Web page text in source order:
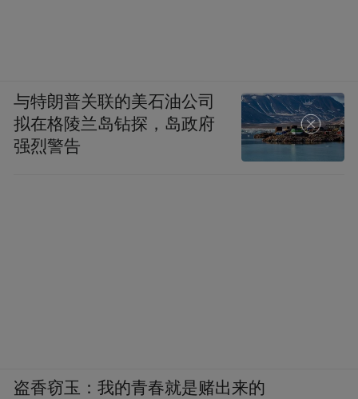
与特朗普关联的美石油公司
拟在格陵兰岛钻探，岛政府
强烈警告
盗香窃玉：我的青春就是赌出来的